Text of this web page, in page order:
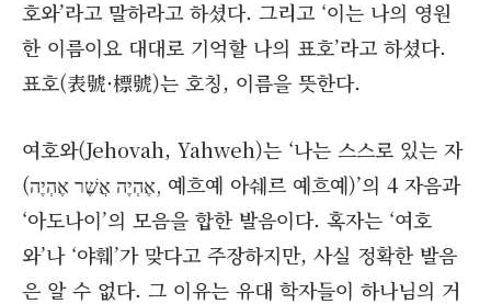
호와’라고 말하라고 하셨다. 그리고 ‘이는 나의 영원
한 이름이요 대대로 기억할 나의 표호’라고 하셨다.
표호(表號·標號)는 호칭, 이름을 뜻한다.
여호와(Jehovah, Yahweh)는 ‘나는 스스로 있는 자
(אֶהְיֶה אֲשֶׁר אֶהְיֶה, 예흐예 아쉐르 예흐예)’의 4 자음과
‘아도나이’의 모음을 합한 발음이다. 혹자는 ‘여호
와’나 ‘야훼’가 맞다고 주장하지만, 사실 정확한 발음
은 알 수 없다. 그 이유는 유대 학자들이 하나님의 거